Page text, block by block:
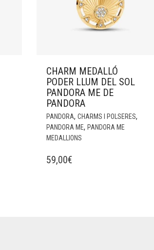
CHARM MEDALLÓ
PODER LLUM DEL SOL
PANDORA ME DE
PANDORA
PANDORA, CHARMS I POLSERES,
PANDORA ME, PANDORA ME
MEDALLIONS
59,00€